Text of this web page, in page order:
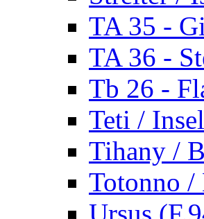
TA 35 -
TA 36 -
Tb 26 -
Teti /
Tihany /
Totonno
Ursus